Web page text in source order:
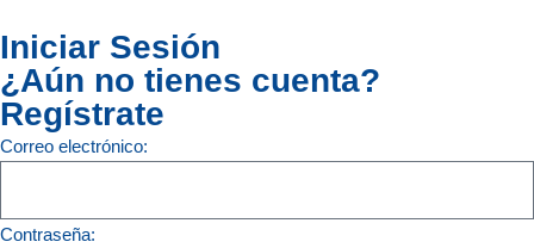
Iniciar Sesión
¿Aún no tienes cuenta?
Regístrate
Correo electrónico:
Contraseña: